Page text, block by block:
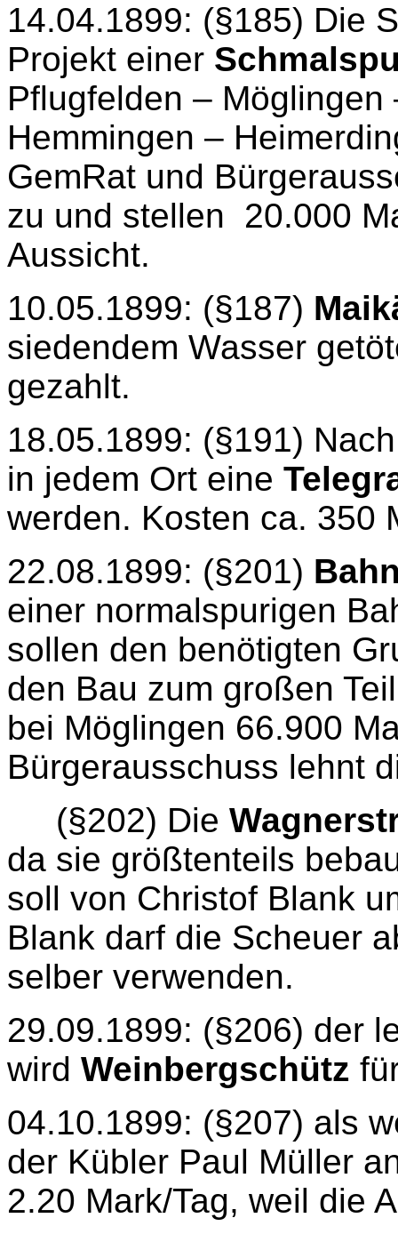
14.04.1899: (§185) Die
Projekt einer
Pflugfelden –
Hemmingen –
GemRat und
zu und stellen
20.000
Aussicht.
10.05.1899: (§187)
siedendem Wasser
gezahlt.
18.05.1899: (§191)
in jedem Ort eine
werden. Kosten ca. 350
22.08.1899: (§201)
einer normalspurigen
sollen den benötigten
den Bau zum großen
bei Möglingen 66.900
Bürgerausschuss lehnt
(§202) Die
da sie größtenteils
soll von Christof Blank
Blank darf die Scheuer
selber verwenden.
29.09.1899: (§206) der
wird Weinbergschütz
04.10.1899: (§207) als
der Kübler Paul Müller
2.20 Mark/Tag, weil die